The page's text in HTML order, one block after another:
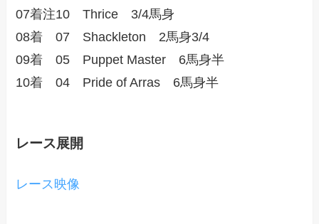
07着注10 Thrice 3/4馬身
08着 07 Shackleton 2馬身3/4
09着 05 Puppet Master 6馬身半
10着 04 Pride of Arras 6馬身半
レース展開
レース映像